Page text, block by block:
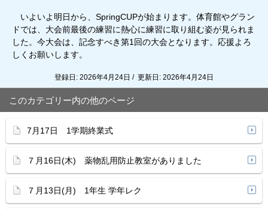
いよいよ明日から、SpringCUPが始まります。体育館やグラン
ドでは、大会前最後の練習に熱心に練習に取り組む姿が見られま
した。今大会は、記念すべき第1回の大会となります。応援よろ
しくお願いします。
登録日: 2026年4月24日 / 更新日: 2026年4月24日
このカテゴリー内の他のページ
7月17日 1学期終業式
７月16日(木) 薬物乱用防止教室がありました
７月13日(月) 1年生 学年レク